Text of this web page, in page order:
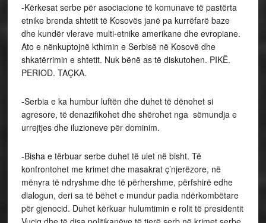
-Kërkesat serbe për asociacione të komunave të pastërta
etnike brenda shtetit të Kosovës janë pa kurrëfarë baze
dhe kundër vlerave multi-etnike amerikane dhe evropiane.
Ato e nënkuptojnë kthimin e Serbisë në Kosovë dhe
shkatërrimin e shtetit. Nuk bënë as të diskutohen. PIKË.
PERIOD. TAÇKA.
-Serbia e ka humbur luftën dhe duhet të dënohet si
agresore, të denazifikohet dhe shërohet nga sëmundja e
urrejtjes dhe iluzioneve për dominim.
-Bisha e tërbuar serbe duhet të ulet në bisht. Të
konfrontohet me krimet dhe masakrat ç’njerëzore, në
mënyra të ndryshme dhe të përhershme, përfshirë edhe
dialogun, deri sa të bëhet e mundur padia ndërkombëtare
për gjenocid. Duhet kërkuar hulumtimin e rolit të presidentit